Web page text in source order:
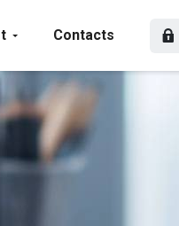
Contacts